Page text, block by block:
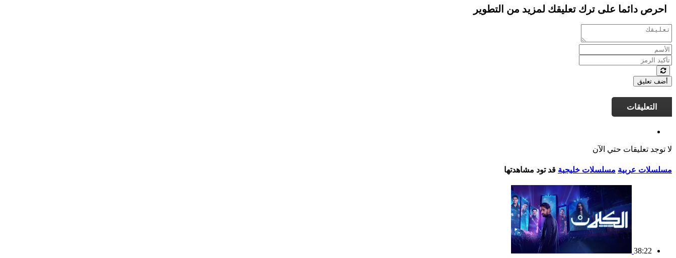
احرص دائما على ترك تعليقك لمزيد من التطوير
أضف تعليق
التعليقات
لا توجد تعليقات حتي الآن
مسلسلات عربية مسلسلات خليجية قد تود مشاهدتها
38:22